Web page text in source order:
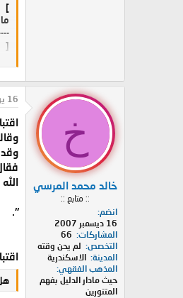
]
[
]
خ
خالد محمد المرسي
:: متابع ::
انضم
16 ديسمبر 2007
المشاركات
66
التخصص
لم يحن وقته
المدينة الاسكندرية
المذهب الفقهي
حيث مادار الدليل بفهم
المتنورين
16 يوليو 2008
".